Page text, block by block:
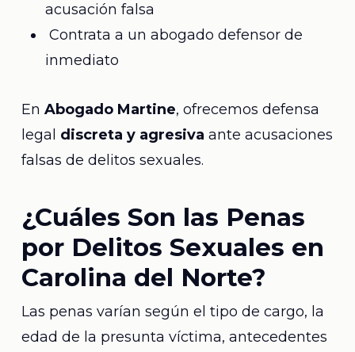
acusación falsa
Contrata a un abogado defensor de
inmediato
En Abogado Martine, ofrecemos defensa
legal discreta y agresiva ante acusaciones
falsas de delitos sexuales.
¿Cuáles Son las Penas
por Delitos Sexuales en
Carolina del Norte?
Las penas varían según el tipo de cargo, la
edad de la presunta víctima, antecedentes